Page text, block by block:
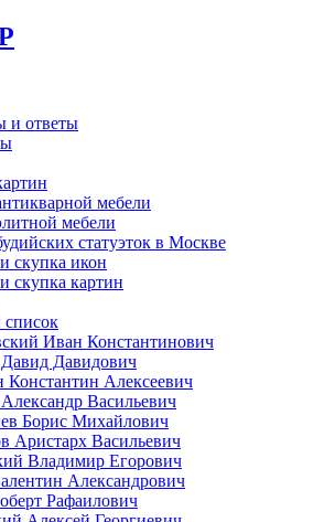
и ответы
мебели
мебели
статуэток в Москве
скупка икон
скупка картин
Иван Константинович
Давидович
Константин Алексеевич
Васильевич
Борис Михайлович
Аристарх Васильевич
Владимир Егорович
Александрович
Рафаилович